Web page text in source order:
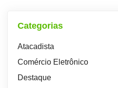
Categorias
Atacadista
Comércio Eletrônico
Destaque